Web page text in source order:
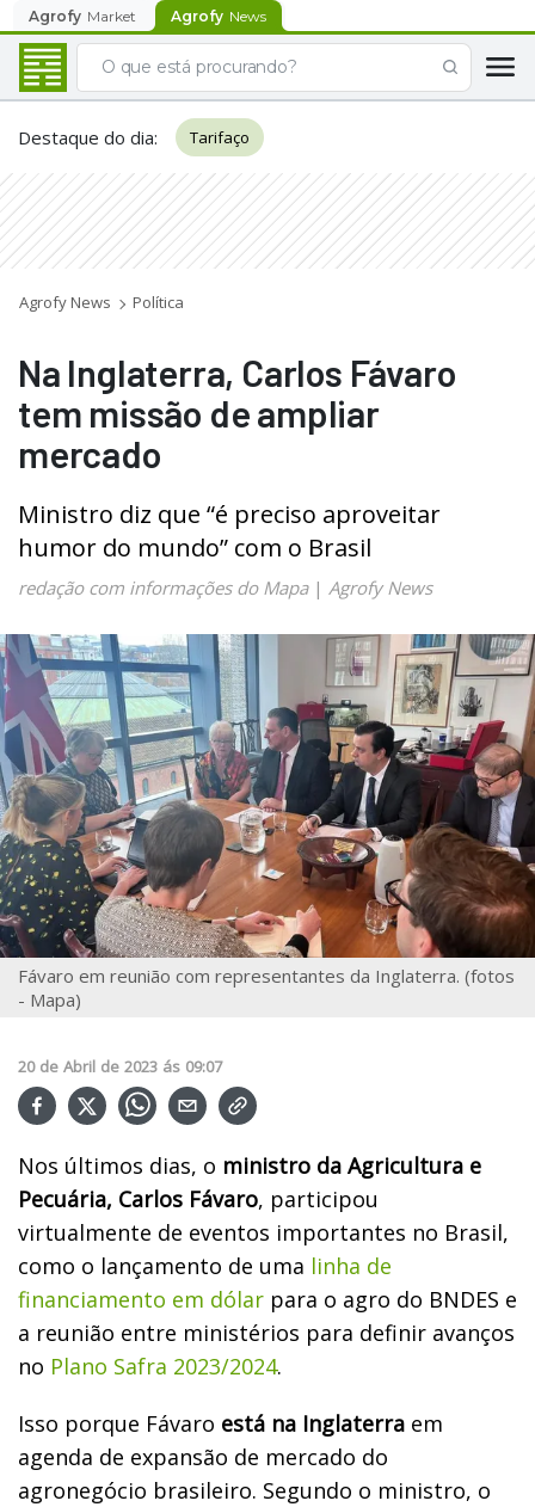
Agrofy Market Agrofy News
Destaque do dia: Tarifaço
Agrofy News Política
Na Inglaterra, Carlos Fávaro
tem missão de ampliar
mercado
Ministro diz que “é preciso aproveitar
humor do mundo” com o Brasil
redação com informações do Mapa| Agrofy News
Fávaro em reunião com representantes da Inglaterra. (fotos
- Mapa)
20 de Abril de 2023 ás 09:07
Nos últimos dias, o ministro da Agricultura e
Pecuária, Carlos Fávaro, participou
virtualmente de eventos importantes no Brasil,
como o lançamento de uma linha de
financiamento em dólar para o agro do BNDES e
a reunião entre ministérios para definir avanços
no Plano Safra 2023/2024.
Isso porque Fávaro está na Inglaterra em
agenda de expansão de mercado do
agronegócio brasileiro. Segundo o ministro, o